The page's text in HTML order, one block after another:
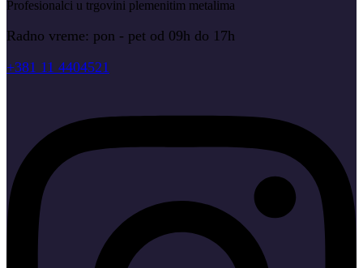
Profesionalci u trgovini plemenitim metalima
Radno vreme: pon - pet od 09h do 17h
+381 11 4404521